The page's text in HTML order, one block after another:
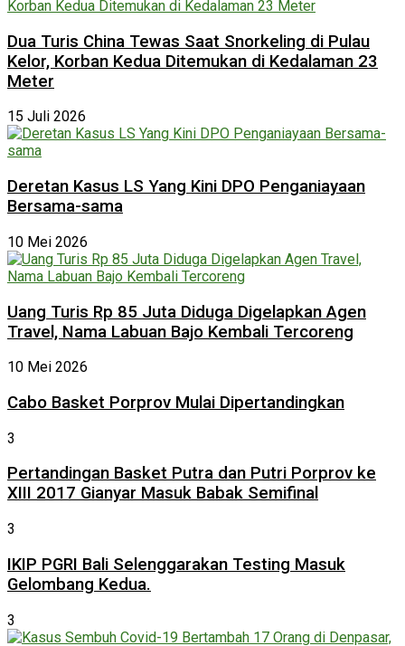
Dua Turis China Tewas Saat Snorkeling di Pulau
Kelor, Korban Kedua Ditemukan di Kedalaman 23
Meter
15 Juli 2026
Deretan Kasus LS Yang Kini DPO Penganiayaan
Bersama-sama
10 Mei 2026
Uang Turis Rp 85 Juta Diduga Digelapkan Agen
Travel, Nama Labuan Bajo Kembali Tercoreng
10 Mei 2026
Cabo Basket Porprov Mulai Dipertandingkan
3
Pertandingan Basket Putra dan Putri Porprov ke
XIII 2017 Gianyar Masuk Babak Semifinal
3
IKIP PGRI Bali Selenggarakan Testing Masuk
Gelombang Kedua.
3